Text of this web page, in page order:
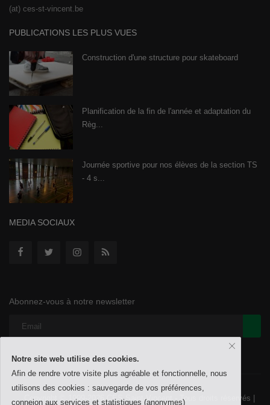
(at) ces-st-vincent.be
PUBLICATIONS LES PLUS VUES
Construction d'une structure pour skateboard
Planification de la fin de l'année et adaptation du
Règ...
Journée sportive pour nos élèves de la section TS
- 4 s...
MEDIA SOCIAUX
Abonnez-vous à notre newsletter
Copyright © 1999-2026 CES Saint-Vincent - Tous droits réservés |
Notre site web utilise des cookies.
Afin de rendre votre visite plus agréable et fonctionnelle, nous
utilisons des cookies : sauvegarde de vos préférences,
conneion aux services et statistiques (anonymes)